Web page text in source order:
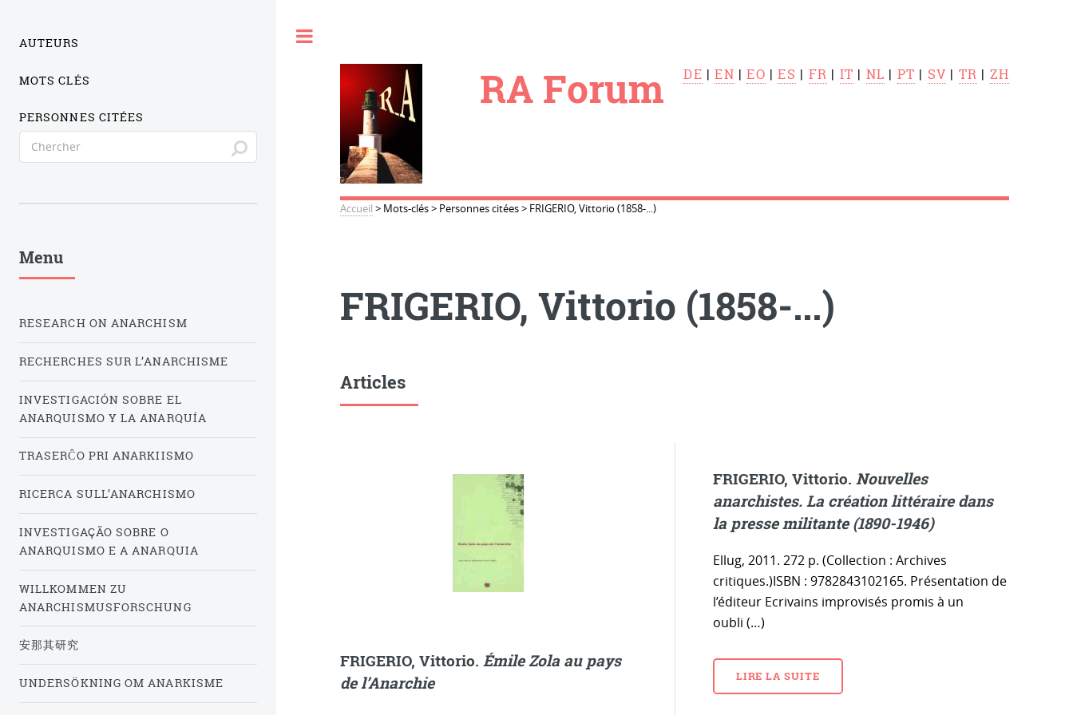
RA Forum DE |EN |EO |ES | FR | IT | NL | PT | SV | TR | ZH
Accueil > Mots-clés> Personnes citées> FRIGERIO, Vittorio (1858-...)
FRIGERIO, Vittorio (1858-...)
Articles
FRIGERIO, Vittorio. Émile Zola au pays
de l’Anarchie
FRIGERIO, Vittorio. Nouvelles
anarchistes. La création littéraire dans
la presse militante (1890-1946)
Ellug, 2011. 272 p. (Collection : Archives
critiques.)ISBN : 9782843102165. Présentation de
l’éditeur Ecrivains improvisés promis à un
oubli (…)
LIRE LA SUITE
AUTEURS
MOTS CLÉS
PERSONNES CITÉES
Menu
RESEARCH ON ANARCHISM
RECHERCHES SUR L’ANARCHISME
INVESTIGACIÓN SOBRE EL
ANARQUISMO Y LA ANARQUÍA
TRASERĈO PRI ANARKIISMO
RICERCA SULL’ANARCHISMO
INVESTIGAÇÃO SOBRE O
ANARQUISMO E A ANARQUIA
WILLKOMMEN ZU
ANARCHISMUSFORSCHUNG
安那其研究
UNDERSÖKNING OM ANARKISME